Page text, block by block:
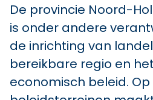
De provincie Noord-
is onder andere
de inrichting van
bereikbare regio en
economisch beleid. Op